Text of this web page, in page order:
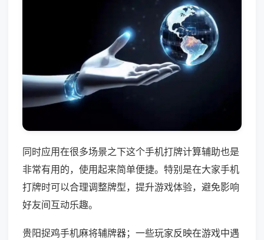
同时应用在很多场景之下这个手机打牌计算辅助也是
非常有用的，使用起来简单便捷。特别是在大家手机
打牌时可以合理调整牌型，提升游戏体验，避免影响
好友间互动乐趣。
贵阳捉鸡手机麻将辅牌器；一些玩家反映在游戏中遇